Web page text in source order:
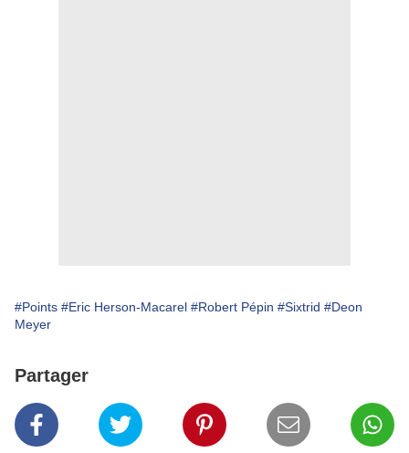
#Points #Eric Herson-Macarel #Robert Pépin #Sixtrid #Deon
Meyer
Partager